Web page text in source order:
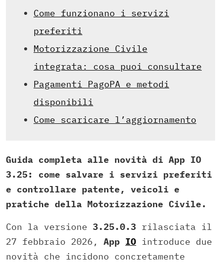
Come funzionano i servizi
preferiti
Motorizzazione Civile
integrata: cosa puoi consultare
Pagamenti PagoPA e metodi
disponibili
Come scaricare l’aggiornamento
Guida completa alle novità di App IO
3.25: come salvare i servizi preferiti
e controllare patente, veicoli e
pratiche della Motorizzazione Civile.
Con la versione 3.25.0.3 rilasciata il
27 febbraio 2026, App IO introduce due
novità che incidono concretamente